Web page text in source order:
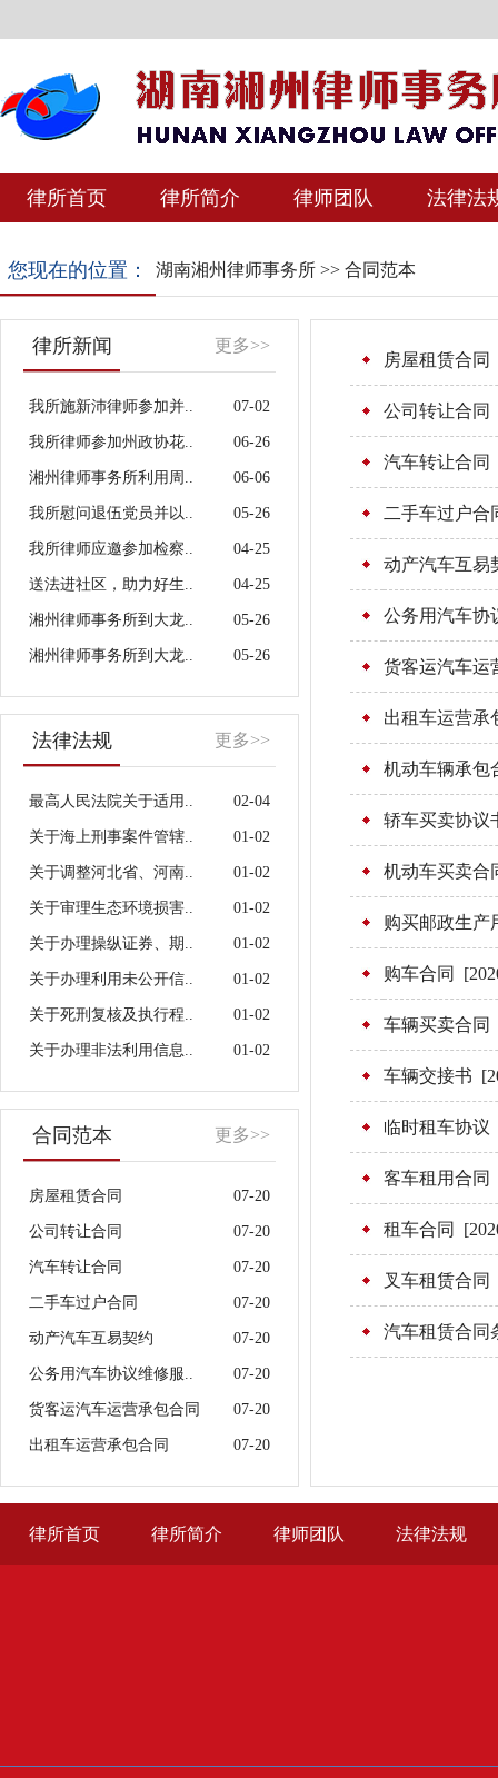
律所首页 律所简介 律师团队 法律法
您现在的位置： 湖南湘州律师事务所 >> 合同范本
律所新闻 更多>>
我所施新沛律师参加并.. 07-02
我所律师参加州政协花.. 06-26
湘州律师事务所利用周.. 06-06
我所慰问退伍党员并以.. 05-26
我所律师应邀参加检察.. 04-25
送法进社区，助力好生.. 04-25
湘州律师事务所到大龙.. 05-26
湘州律师事务所到大龙.. 05-26
法律法规 更多>>
最高人民法院关于适用.. 02-04
关于海上刑事案件管辖.. 01-02
关于调整河北省、河南.. 01-02
关于审理生态环境损害.. 01-02
关于办理操纵证券、期.. 01-02
关于办理利用未公开信.. 01-02
关于死刑复核及执行程.. 01-02
关于办理非法利用信息.. 01-02
合同范本 更多>>
房屋租赁合同 07-20
公司转让合同 07-20
汽车转让合同 07-20
二手车过户合同 07-20
动产汽车互易契约 07-20
公务用汽车协议维修服.. 07-20
货客运汽车运营承包合同 07-20
出租车运营承包合同 07-20
房屋租赁合同
公司转让合同
汽车转让合同
二手车过户合
动产汽车互易
公务用汽车协
货客运汽车运
出租车运营承
机动车辆承包
轿车买卖协议
机动车买卖合
购买邮政生产
购车合同
车辆买卖合同
车辆交接书
临时租车协议
客车租用合同
租车合同
叉车租赁合同
汽车租赁合同
律所首页 律所简介 律师团队 法律法规